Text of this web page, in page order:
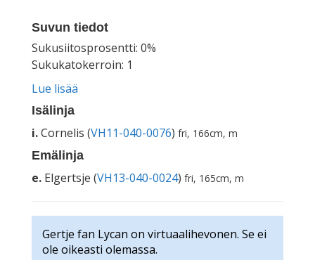
Suvun tiedot
Sukusiitosprosentti: 0%
Sukukatokerroin: 1
Lue lisää
Isälinja
i.Cornelis (VH11-040-0076) fri, 166cm, m
Emälinja
e. Elgertsje (VH13-040-0024) fri, 165cm, m
Gertje fan Lycan on virtuaalihevonen. Se ei
ole oikeasti olemassa.